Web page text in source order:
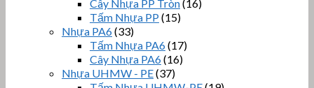
Cây Nhựa PP Tròn(16)
Tấm Nhựa PP (15)
Nhựa PA6(33)
Tấm Nhựa PA6(17)
Cây Nhựa PA6(16)
Nhựa UHMW - PE(37)